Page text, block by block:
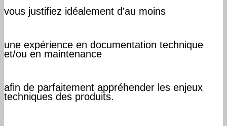
vous justifiez idéalement d'au moins
une expérience en documentation technique
et/ou en maintenance
afin de parfaitement appréhender les enjeux
techniques des produits.